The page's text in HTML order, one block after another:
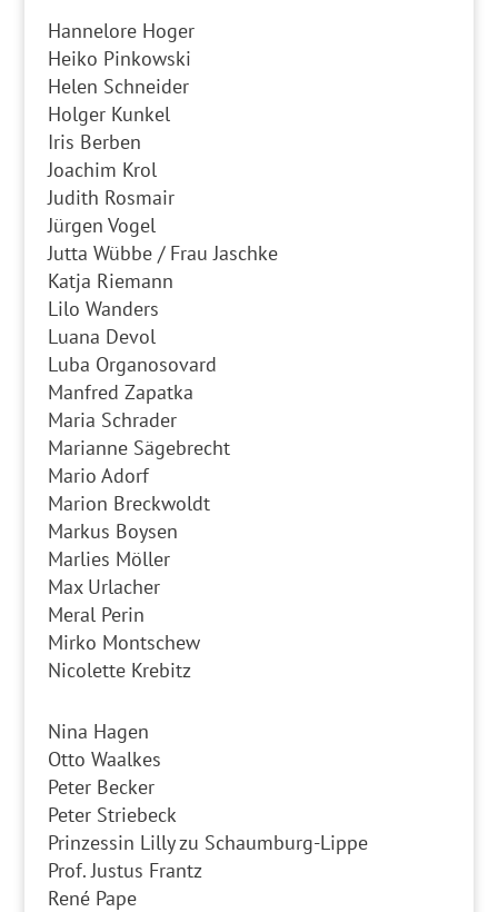
Hannelore Hoger
Heiko Pinkowski
Helen Schneider
Holger Kunkel
Iris Berben
Joachim Krol
Judith Rosmair
Jürgen Vogel
Jutta Wübbe / Frau Jaschke
Katja Riemann
Lilo Wanders
Luana Devol
Luba Organosovard
Manfred Zapatka
Maria Schrader
Marianne Sägebrecht
Mario Adorf
Marion Breckwoldt
Markus Boysen
Marlies Möller
Max Urlacher
Meral Perin
Mirko Montschew
Nicolette Krebitz
Nina Hagen
Otto Waalkes
Peter Becker
Peter Striebeck
Prinzessin Lilly zu Schaumburg-Lippe
Prof. Justus Frantz
René Pape